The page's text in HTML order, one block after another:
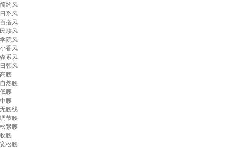
简约风
日系风
百搭风
民族风
学院风
小香风
森系风
日韩风
高腰
自然腰
低腰
中腰
无腰线
调节腰
松紧腰
收腰
宽松腰